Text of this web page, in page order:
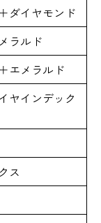
ダイヤモンド
ラルド
エメラルド
ヤインデック
ス